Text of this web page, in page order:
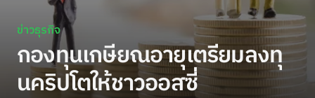
ข่าวธุรกิจ
กองทุนเกษียณอายุเตรียมลงทุ
นคริปโตให้ชาวออสซี่